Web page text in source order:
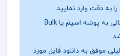
با اصول دین حسین وحید
در این کتاب به توضیح
به دقت وارد نمایید.
ممکن است ایمیل ارسالی به پوشه اسپم یا Bulk
موفق به دانلود فایل مورد